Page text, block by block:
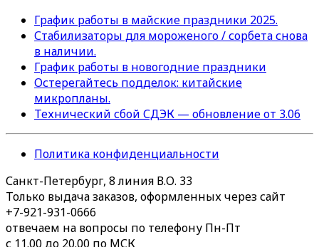
График работы в майские праздники 2025.
Стабилизаторы для мороженого / сорбета снова
в наличии.
График работы в новогодние праздники
Остерегайтесь подделок: китайские
микропланы.
Технический сбой СДЭК — обновление от 3.06
Политика конфиденциальности
Санкт-Петербург, 8 линия В.О. 33
Только выдача заказов, оформленных через сайт
+7-921-931-0666
отвечаем на вопросы по телефону Пн-Пт
с 11.00 до 20.00 по МСК